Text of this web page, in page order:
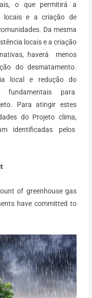
o que permitirá a
locais e a criação de
Da mesma
locais e a criação
haverá menos
do desmatamento.
local e redução do
fundamentais para
Para atingir estes
do Projeto clima,
identificadas pelos
of greenhouse gas
have committed to